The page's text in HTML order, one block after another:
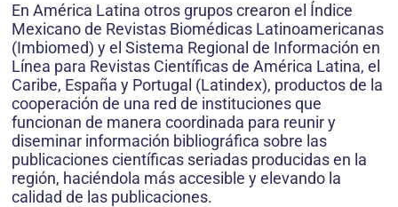
En América Latina otros grupos crearon el Índice
Mexicano de Revistas Biomédicas Latinoamericanas
(Imbiomed) y el Sistema Regional de Información en
Línea para Revistas Científicas de América Latina, el
Caribe, España y Portugal (Latindex), productos de la
cooperación de una red de instituciones que
funcionan de manera coordinada para reunir y
diseminar información bibliográfica sobre las
publicaciones científicas seriadas producidas en la
región, haciéndola más accesible y elevando la
calidad de las publicaciones.